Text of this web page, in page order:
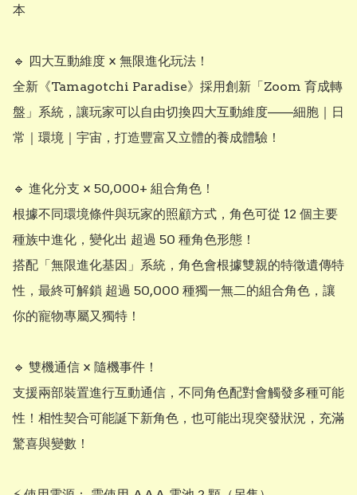
本
🔹 四大互動維度 × 無限進化玩法！
全新《Tamagotchi Paradise》採用創新「Zoom 育成轉
盤」系統，讓玩家可以自由切換四大互動維度——細胞｜日
常｜環境｜宇宙，打造豐富又立體的養成體驗！
🔹 進化分支 × 50,000+ 組合角色！
根據不同環境條件與玩家的照顧方式，角色可從 12 個主要
種族中進化，變化出 超過 50 種角色形態！
搭配「無限進化基因」系統，角色會根據雙親的特徵遺傳特
性，最終可解鎖 超過 50,000 種獨一無二的組合角色，讓
你的寵物專屬又獨特！
🔹 雙機通信 × 隨機事件！
支援兩部裝置進行互動通信，不同角色配對會觸發多種可能
性！相性契合可能誕下新角色，也可能出現突發狀況，充滿
驚喜與變數！